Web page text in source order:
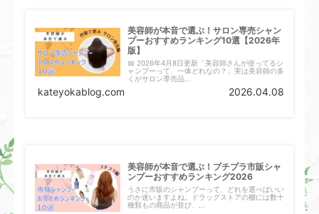
美容師が本音で選ぶ！サロン専売シャン
プーおすすめランキング10選【2026年
版】
📅 2026年4月8日更新「美容師さんが使ってるシ
ャンプーって、一体どれなの？」実は美容師の多
くがサロン専売品...
kateyokablog.com 2026.04.08
美容師が本音で選ぶ！プチプラ市販シャ
ンプーおすすめランキング2026
うさに市販のシャンプーって、どれを選べばいい
のか迷いますよね。ドラッグストアの棚には数十
種類もの商品が並び、...